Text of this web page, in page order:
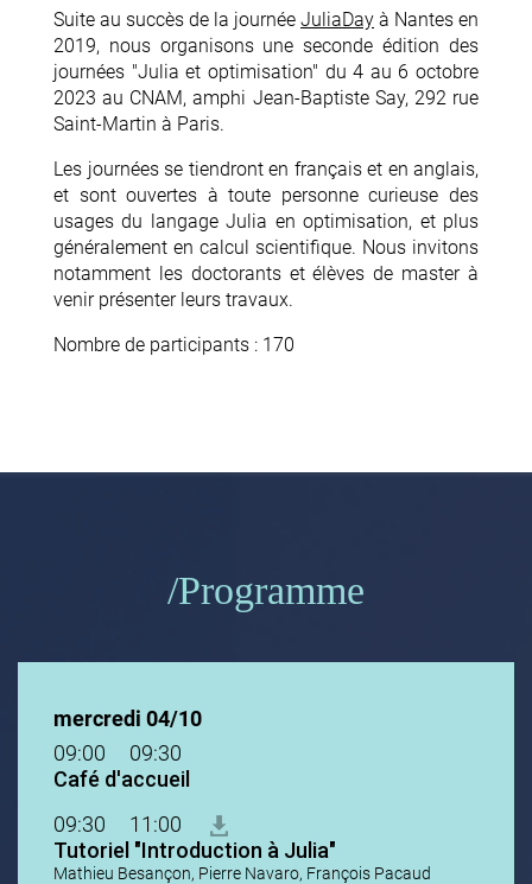
Suite au succès de la journée JuliaDay à Nantes en
2019, nous organisons une seconde édition des
journées "Julia et optimisation" du 4 au 6 octobre
2023 au CNAM, amphi Jean-Baptiste Say, 292 rue
Saint-Martin à Paris.
Les journées se tiendront en français et en anglais,
et sont ouvertes à toute personne curieuse des
usages du langage Julia en optimisation, et plus
généralement en calcul scientifique. Nous invitons
notamment les doctorants et élèves de master à
venir présenter leurs travaux.
Nombre de participants : 170
Programme
mercredi 04/10
09:00
09:30
Café d'accueil
09:30
11:00
Tutoriel "Introduction à Julia"
Mathieu Besançon, Pierre Navaro, François Pacaud